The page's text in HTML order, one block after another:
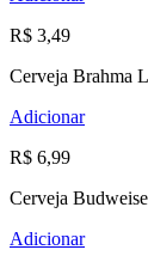
R$ 3,49
Cerveja Brahma
Adicionar
R$ 6,99
Cerveja
Adicionar